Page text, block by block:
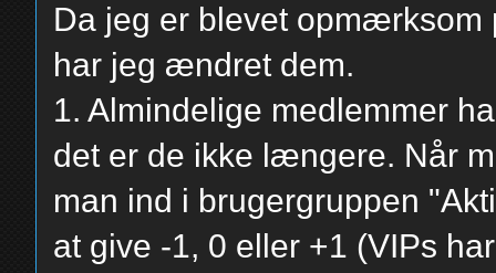
Da jeg er blevet opmærksom
har jeg ændret dem.
1. Almindelige medlemmer
det er de ikke længere. Når
man ind i brugergruppen
at give -1, 0 eller +1 (VIPs